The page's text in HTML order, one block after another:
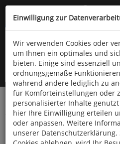
Kompletten Head der Seite
oder (06766)
Startseite Bücher
Algebraische
Einwilligung zur
Wir verwenden Cookies oder
um Ihnen ein optimales und
bieten. Einige sind essenziell
ordnungsgemäße
während andere lediglich zu
für Komforteinstellungen oder
personalisierter Inhalte
hier Ihre Einwilligung erteilen
oder anpassen. Weitere
unserer Datenschutzerklärung.